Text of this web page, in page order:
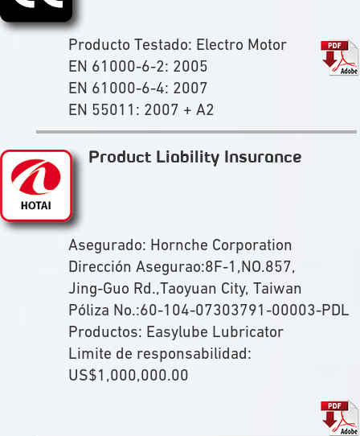
Producto Testado: Electro Motor
EN 61000-6-2: 2005
EN 61000-6-4: 2007
EN 55011: 2007 + A2
Product Liability Insurance
Asegurado: Hornche Corporation
Dirección Asegurao:8F-1,NO.857,
Jing-Guo Rd.,Taoyuan City, Taiwan
Póliza No.:60-104-07303791-00003-PDL
Productos: Easylube Lubricator
Limite de responsabilidad:
US$1,000,000.00